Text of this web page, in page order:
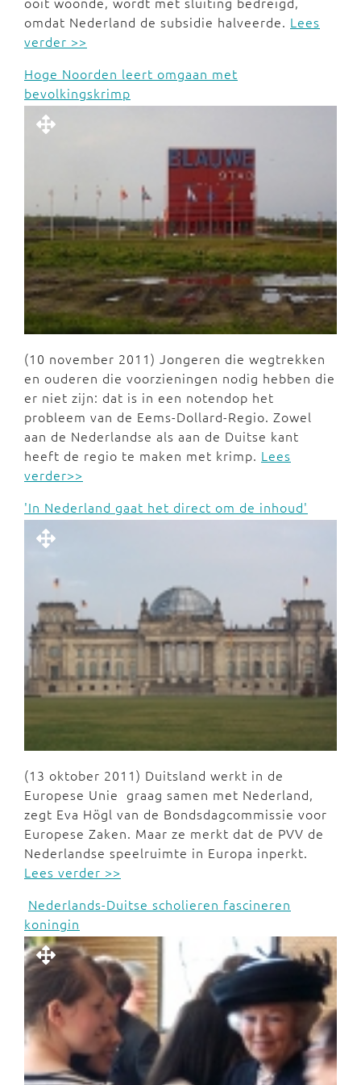
omdat Nederland de subsidie halveerde. Lees
verder >>
Hoge Noorden leert omgaan met
bevolkingskrimp
(10 november 2011) Jongeren die wegtrekken
en ouderen die voorzieningen nodig hebben die
er niet zijn: dat is in een notendop het
probleem van de Eems-Dollard-Regio. Zowel
aan de Nederlandse als aan de Duitse kant
heeft de regio te maken met krimp. Lees
verder>>
'In Nederland gaat het direct om de inhoud'
(13 oktober 2011) Duitsland werkt in de
Europese Unie graag samen met Nederland,
zegt Eva Högl van de Bondsdagcommissie voor
Europese Zaken. Maar ze merkt dat de PVV de
Nederlandse speelruimte in Europa inperkt.
Lees verder >>
Nederlands-Duitse scholieren fascineren
koningin